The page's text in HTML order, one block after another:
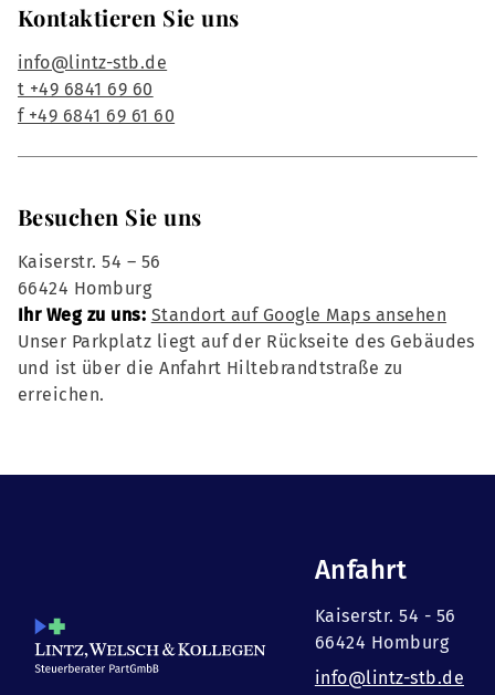
Kontaktieren Sie uns
info@lintz-stb.de
t +49 6841 69 60
f +49 6841 69 61 60
Besuchen Sie uns
Kaiserstr. 54 – 56
66424 Homburg
Ihr Weg zu uns: Standort auf Google Maps ansehen
Unser Parkplatz liegt auf der Rückseite des Gebäudes
und ist über die Anfahrt Hiltebrandtstraße zu
erreichen.
Anfahrt
Kaiserstr. 54 - 56
66424 Homburg
info@lintz-stb.de